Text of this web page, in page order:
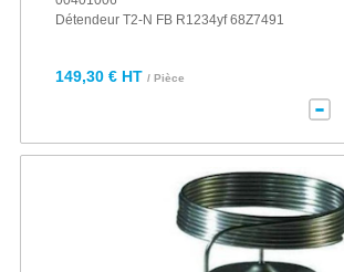
Détendeur T2-N FB R1234yf 68Z7491
149,30 € HT / Pièce